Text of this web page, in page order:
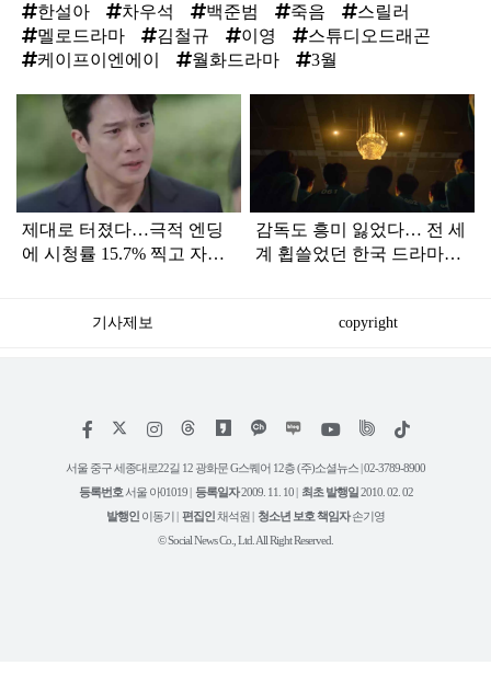
한설아
차우석 백준범 죽음
스릴러
멜로드라마
김철규 이영
스튜디오드래곤
케이프이엔에이
월화드라마 3월
탑
제대로 터졌다…극적 엔딩
에 시청률 15.7% 찍고 자체
감독도 흥미 잃었다… 전 세
계 휩쓸었던 한국 드라마
기사제보 copyright
페
스
인
타
램
위
트
유
튜
틱
서울 중구 세종대로22길 12 광화문 G스퀘어 12층 (주)소셜뉴스 | 02-3789-8900
등록번호 서울 아01019 | 등록일자2009. 11. 10 | 최초 발행일2010. 02. 02
발행인 이동기 | 편집인채석원 | 청소년 보호 책임자손기영
© Social News Co., Ltd. All Right Reserved.